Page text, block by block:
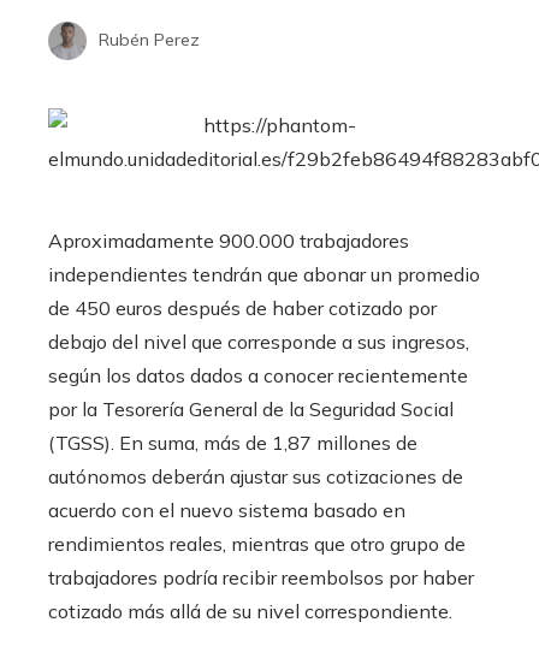
Rubén Perez
Aproximadamente 900.000 trabajadores
independientes tendrán que abonar un promedio
de 450 euros después de haber cotizado por
debajo del nivel que corresponde a sus ingresos,
según los datos dados a conocer recientemente
por la Tesorería General de la Seguridad Social
(TGSS). En suma, más de 1,87 millones de
autónomos deberán ajustar sus cotizaciones de
acuerdo con el nuevo sistema basado en
rendimientos reales, mientras que otro grupo de
trabajadores podría recibir reembolsos por haber
cotizado más allá de su nivel correspondiente.